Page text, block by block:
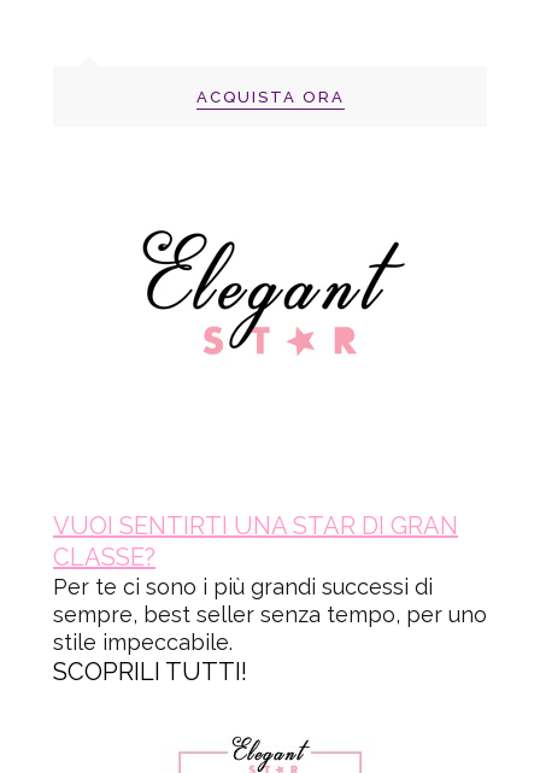
ACQUISTA ORA
VUOI SENTIRTI UNA STAR DI GRAN
CLASSE?
Per te ci sono i più grandi successi di
sempre, best seller senza tempo, per uno
stile impeccabile.
SCOPRILI TUTTI!